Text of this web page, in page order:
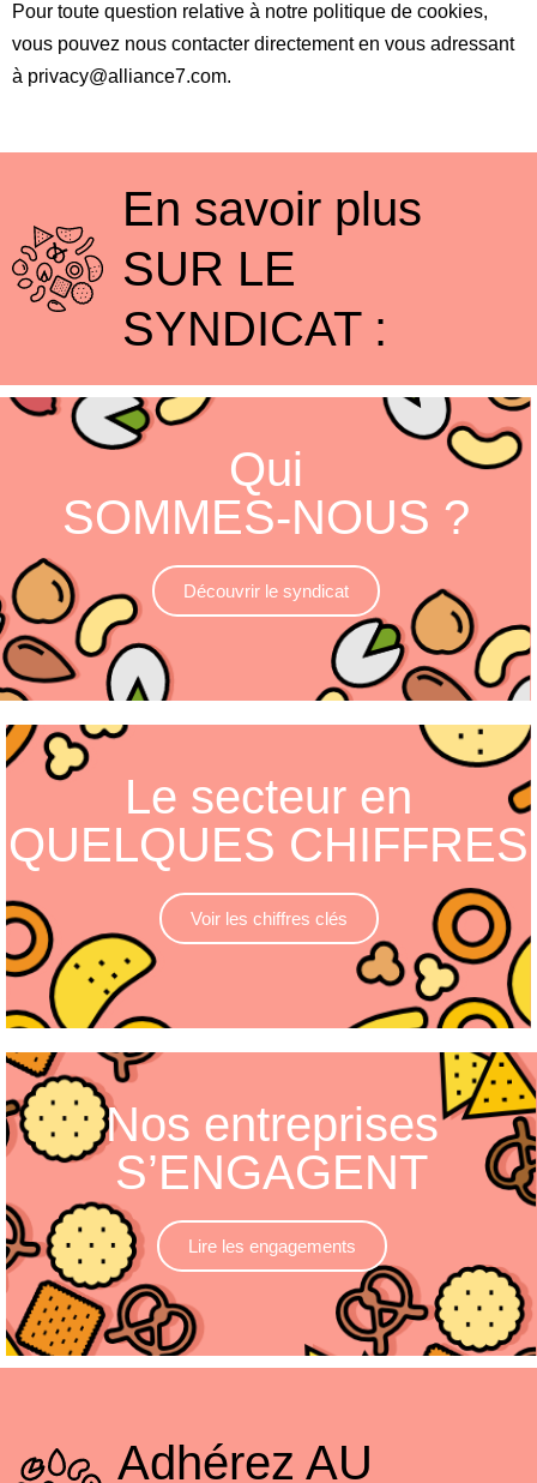
Pour toute question relative à notre politique de cookies,
vous pouvez nous contacter directement en vous adressant
à privacy@alliance7.com.
En savoir plus
SUR LE
SYNDICAT :
Qui
SOMMES-NOUS ?
Découvrir le syndicat
Le secteur en
QUELQUES CHIFFRES
Voir les chiffres clés
Nos entreprises
S’ENGAGENT
Lire les engagements
Adhérez AU